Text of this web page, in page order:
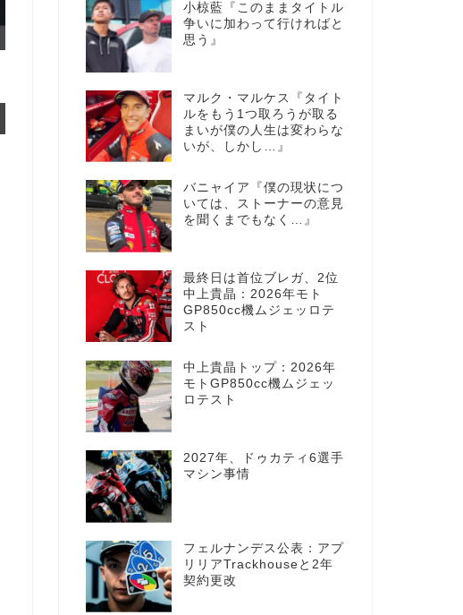
小椋藍『このままタイトル
争いに加わって行ければと
思う』
マルク・マルケス『タイト
ルをもう1つ取ろうが取る
まいが僕の人生は変わらな
いが、しかし…』
バニャイア『僕の現状につ
いては、ストーナーの意見
を聞くまでもなく…』
最終日は首位ブレガ、2位
中上貴晶：2026年モト
GP850cc機ムジェッロテ
スト
中上貴晶トップ：2026年
モトGP850cc機ムジェッ
ロテスト
2027年、ドゥカティ6選手
マシン事情
フェルナンデス公表：アプ
リリアTrackhouseと2年
契約更改